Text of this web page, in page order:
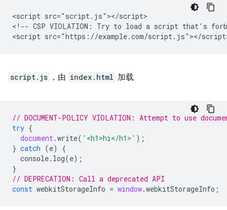
<script src="script.js"></script>
<!-- CSP VIOLATION: Try to load a script that's
script.js ，由 index.html 加载
// DOCUMENT-POLICY VIOLATION: Attempt to use
try {
document .write( '<h1>hi</h1>' );
} catch (e)
{
console. log(e);
}
// DEPRECATION: Call a deprecated API
const webkitStorageInfo = window.webkitStorageInfo ;